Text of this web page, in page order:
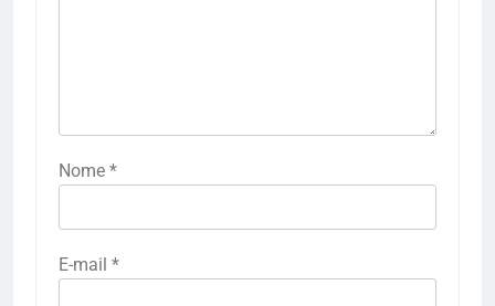
Nome *
E-mail *